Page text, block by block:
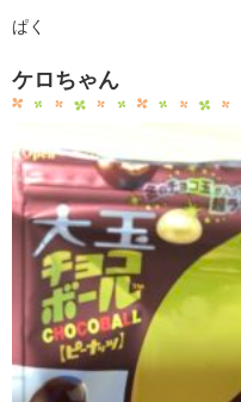
ぱく
ケロちゃん